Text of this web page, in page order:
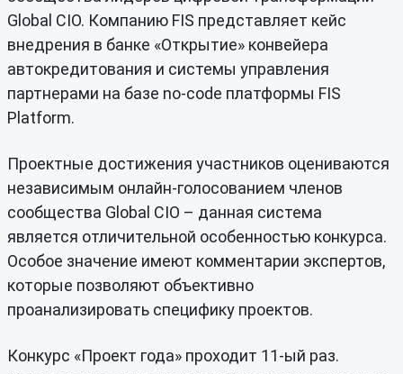
Global CIO. Компанию FIS представляет кейс
внедрения в банке «Открытие» конвейера
автокредитования и системы управления
партнерами на базе no-code платформы FIS
Platform.
Проектные достижения участников оцениваются
независимым онлайн-голосованием членов
сообщества Global CIO – данная система
является отличительной особенностью конкурса.
Особое значение имеют комментарии экспертов,
которые позволяют объективно
проанализировать специфику проектов.
Конкурс «Проект года» проходит 11-ый раз.